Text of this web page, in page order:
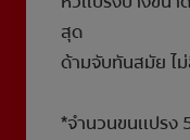
สุด
ด้ามจับทันสมัย ไ
*จำนวนขนเเปรง